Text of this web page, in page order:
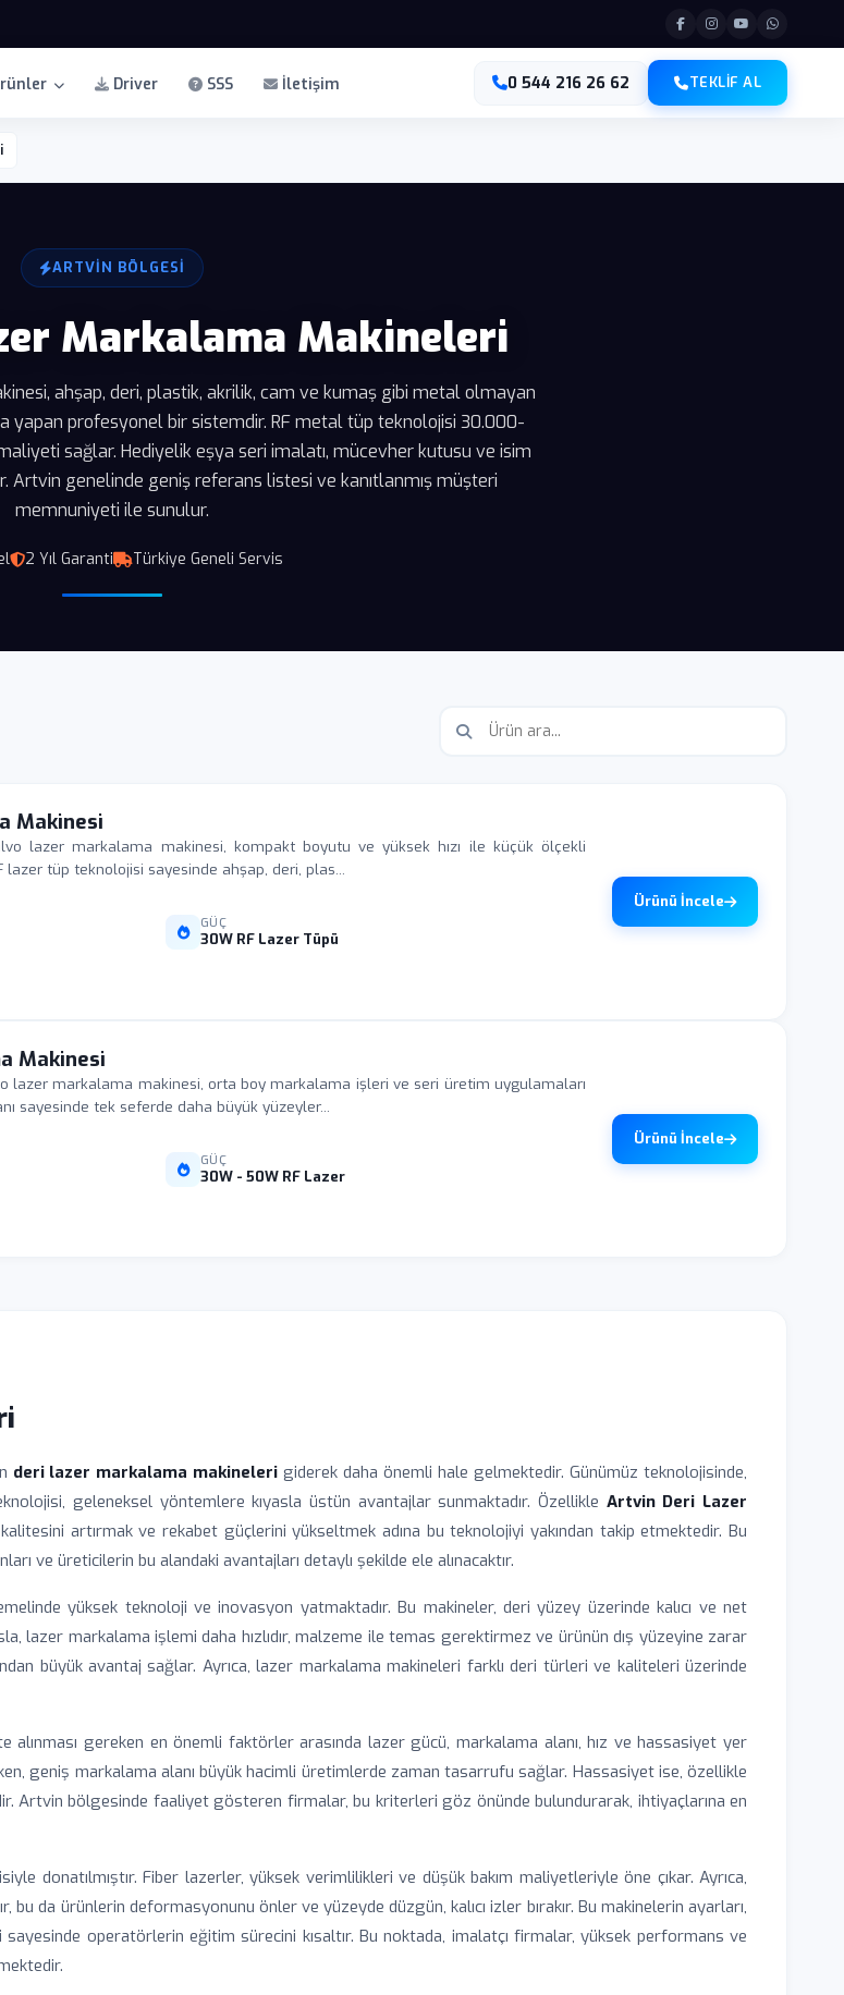
Driver SSS İletişim 0 544 216 26 62 TEKLIF AL
ARTVIN BÖLGESI
Markalama Makineleri
ahşap, deri, plastik, akrilik, cam ve kumaş gibi metal olmayan
yapan profesyonel bir sistemdir. RF metal tüp teknolojisi 30.000-
sağlar. Hediyelik eşya seri imalatı, mücevher kutusu ve isim
genelinde geniş referans listesi ve kanıtlanmış müşteri
memnuniyeti ile sunulur.
2 Yıl Garanti Türkiye Geneli Servis
Makinesi
lazer markalama makinesi, kompakt boyutu ve yüksek hızı ile küçük ölçekli
tüp teknolojisi sayesinde ahşap, deri, plas...
GÜÇ
30W RF Lazer Tüpü
Ürünü İncele
Makinesi
lazer markalama makinesi, orta boy markalama işleri ve seri üretim uygulamaları
sayesinde tek seferde daha büyük yüzeyler...
GÜÇ
30W - 50W RF Lazer
Ürünü İncele
deri lazer markalama makineleri giderek daha önemli hale gelmektedir. Günümüz teknolojisinde,
geleneksel yöntemlere kıyasla üstün avantajlar sunmaktadır. Özellikle Artvin Deri Lazer
artırmak ve rekabet güçlerini yükseltmek adına bu teknolojiyi yakından takip etmektedir. Bu
ve üreticilerin bu alandaki avantajları detaylı şekilde ele alınacaktır.
yüksek teknoloji ve inovasyon yatmaktadır. Bu makineler, deri yüzey üzerinde kalıcı ve net
lazer markalama işlemi daha hızlıdır, malzeme ile temas gerektirmez ve ürünün dış yüzeyine zarar
büyük avantaj sağlar. Ayrıca, lazer markalama makineleri farklı deri türleri ve kaliteleri üzerinde
alınması gereken en önemli faktörler arasında lazer gücü, markalama alanı, hız ve hassasiyet yer
geniş markalama alanı büyük hacimli üretimlerde zaman tasarrufu sağlar. Hassasiyet ise, özellikle
Artvin bölgesinde faaliyet gösteren firmalar, bu kriterleri göz önünde bulundurarak, ihtiyaçlarına en
donatılmıştır. Fiber lazerler, yüksek verimlilikleri ve düşük bakım maliyetleriyle öne çıkar. Ayrıca,
da ürünlerin deformasyonunu önler ve yüzeyde düzgün, kalıcı izler bırakır. Bu makinelerin ayarları,
operatörlerin eğitim sürecini kısaltır. Bu noktada, imalatçı firmalar, yüksek performans ve